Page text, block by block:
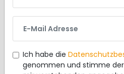
Ich habe die
genommen und stimme